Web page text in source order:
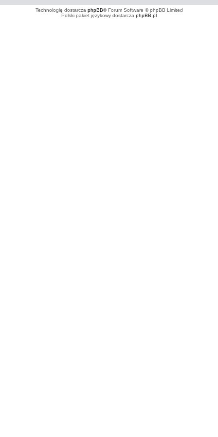
Technologię dostarcza phpBB® Forum Software © phpBB Limited
Polski pakiet językowy dostarcza phpBB.pl